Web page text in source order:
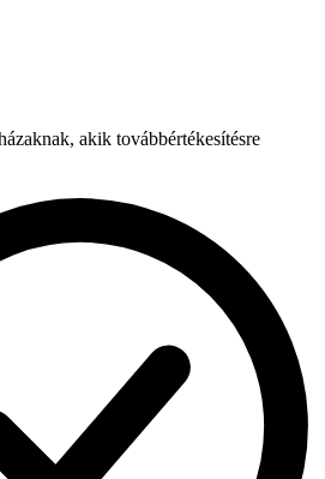
akik továbbértékesítésre